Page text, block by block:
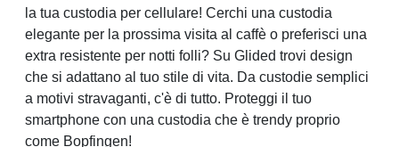
la tua custodia per cellulare! Cerchi una custodia
elegante per la prossima visita al caffè o preferisci una
extra resistente per notti folli? Su Glided trovi design
che si adattano al tuo stile di vita. Da custodie semplici
a motivi stravaganti, c'è di tutto. Proteggi il tuo
smartphone con una custodia che è trendy proprio
come Bopfingen!